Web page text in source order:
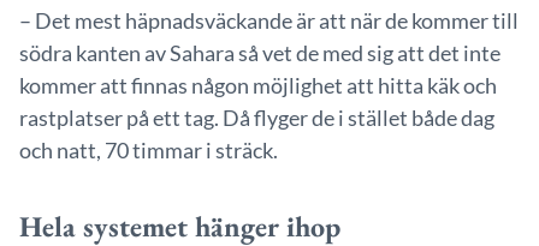
– Det mest häpnadsväckande är att när de kommer till
södra kanten av Sahara så vet de med sig att det inte
kommer att finnas någon möjlighet att hitta käk och
rastplatser på ett tag. Då flyger de i stället både dag
och natt, 70 timmar i sträck.
Hela systemet hänger ihop